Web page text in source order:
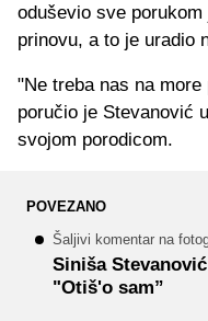
oduševio sve
prinovu, a to je uradio
"Ne treba nas na
poručio je Stevanović
svojom porodicom.
POVEZANO
Šaljivi komentar na
Siniša
"Otiš'o sam”